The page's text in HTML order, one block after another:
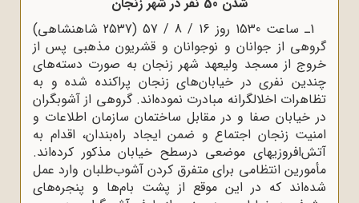
1ـ ساعت 1530 روز 16 / 8 / 57 (2537 شاهنشاهى)
گروهى از جوانان و نوجوانان و قشریون مذهبى پس از
خروج از مسجد ولیعهد شهر زنجان به صورت دسته‌هاى
چندین نفرى در خیابان‌هاى زنجان پراکنده شده و به
تظاهرات اخلالگرانه مبادرت نموده‌اند. گروهى از آشوبگران
در خیابان صفا و در مقابل ساختمان سازمان اطلاعات و
امنیت زنجان اجتماع و ضمن ایجاد راه‌بندان، اقدام به
آتش‌افروزیهاى موضعى درسطح خیابان مذکور کرده‌اند.
مأمورین انتظامى براى متفرق کردن آشوب‌طلبان وارد عمل
شده‌اند که در این موقع از پشت بام‌ها و پنجره‌هاى